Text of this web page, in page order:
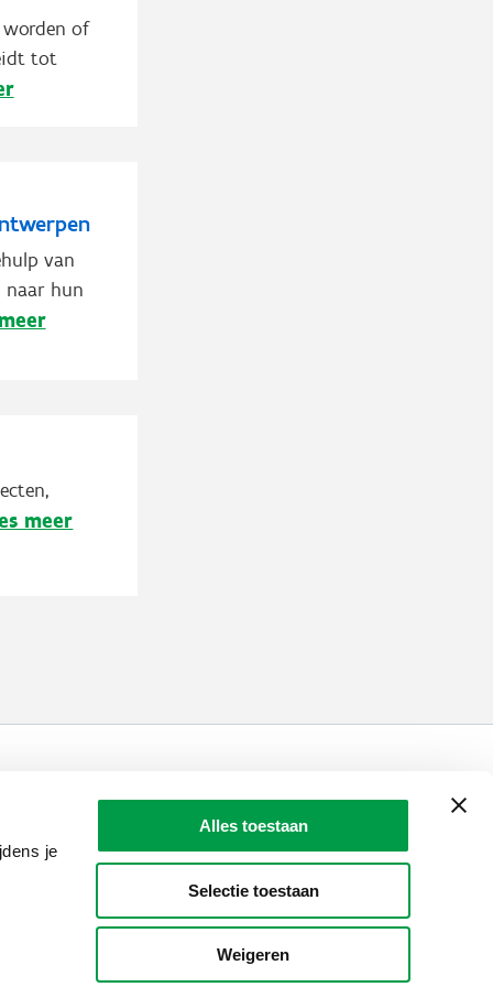
je
Alles toestaan
Selectie toestaan
Weigeren
worden of
tot
van
naar hun
meer
meldingen & fraudebestrijding